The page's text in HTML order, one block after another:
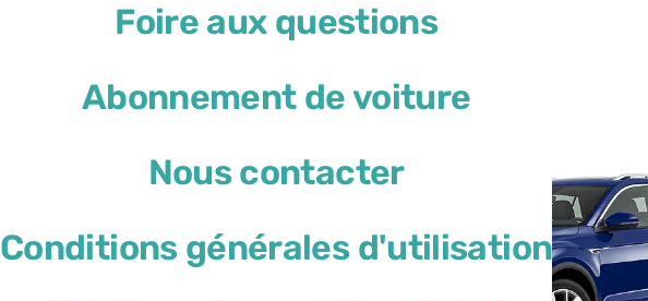
Foire aux questions
Abonnement de voiture
Nous contacter
Conditions générales d'utilisation
ou similaire